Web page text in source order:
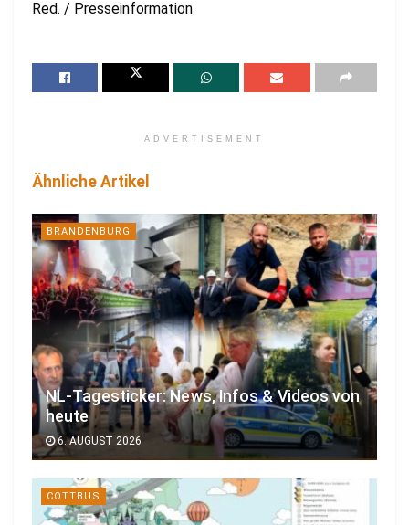
Red. / Presseinformation
ADVERTISEMENT
Ähnliche Artikel
BRANDENBURG
NL-Tagesticker: News, Infos & Videos von
heute
6. AUGUST 2026
COTTBUS